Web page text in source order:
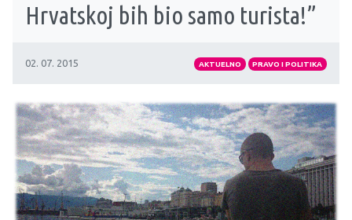
Hrvatskoj bih bio samo turista!”
02. 07. 2015 AKTUELNO PRAVO I POLITIKA